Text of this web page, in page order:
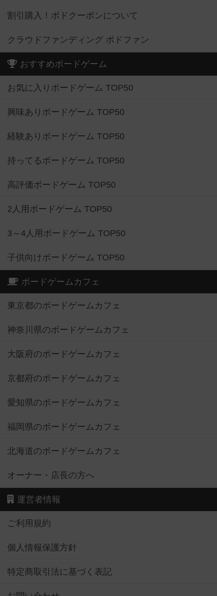
割引購入！ボドクーポンについて
クラウドファンディング ボドファン
おすすめボードゲーム
お気に入りボードゲーム TOP50
興味ありボードゲーム TOP50
経験ありボードゲーム TOP50
持ってるボードゲーム TOP50
高評価ボードゲーム TOP50
2人用ボードゲーム TOP50
3～4人用ボードゲーム TOP50
子供向けボードゲーム TOP50
ボードゲームカフェ
東京都のボードゲームカフェ
神奈川県のボードゲームカフェ
大阪府のボードゲームカフェ
京都府のボードゲームカフェ
愛知県のボードゲームカフェ
福岡県のボードゲームカフェ
北海道のボードゲームカフェ
オーナー・店長の方へ
運営者情報
ご利用規約
個人情報保護方針
特定商取引法に基づく表記